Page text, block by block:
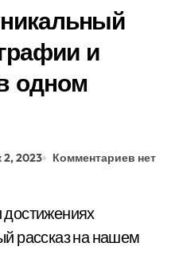
и
одном
2, 2023 Комментариев нет